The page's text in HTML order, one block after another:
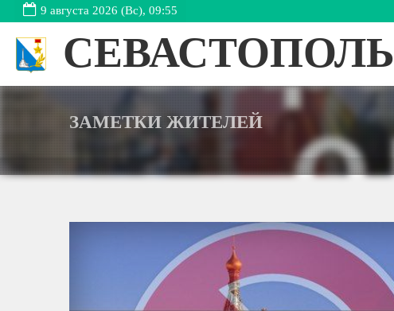
9 августа 2026 (Вс), 09:55
СЕВАСТОПОЛЬ
ЗАМЕТКИ ЖИТЕЛЕЙ